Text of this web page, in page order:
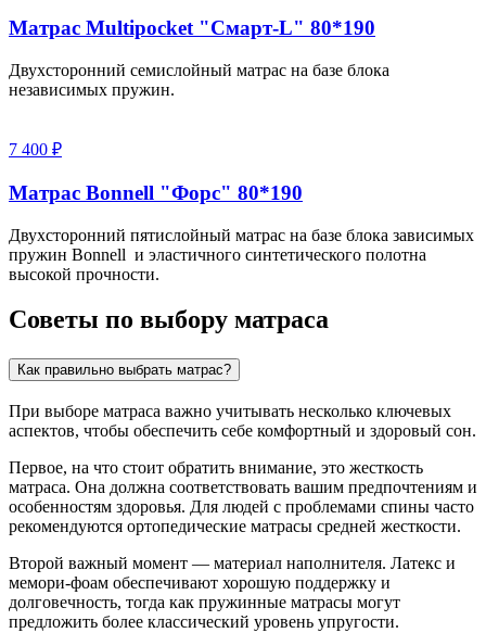
Матрас Multipocket "Смарт-L" 80*190
Двухсторонний семислойный матрас на базе блока
независимых пружин.
7 400 ₽
Матрас Bonnell "Форс" 80*190
Двухсторонний пятислойный матрас на базе блока зависимых
пружин Bonnell и эластичного синтетического полотна
высокой прочности.
Советы по выбору матраса
Как правильно выбрать матрас?
При выборе матраса важно учитывать несколько ключевых
аспектов, чтобы обеспечить себе комфортный и здоровый сон.
Первое, на что стоит обратить внимание, это жесткость
матраса. Она должна соответствовать вашим предпочтениям и
особенностям здоровья. Для людей с проблемами спины часто
рекомендуются ортопедические матрасы средней жесткости.
Второй важный момент — материал наполнителя. Латекс и
мемори-фоам обеспечивают хорошую поддержку и
долговечность, тогда как пружинные матрасы могут
предложить более классический уровень упругости.